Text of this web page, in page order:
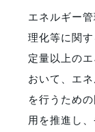
エネルギー
理化等に関
定量以上の
おいて、エ
を行うため
用を推進し